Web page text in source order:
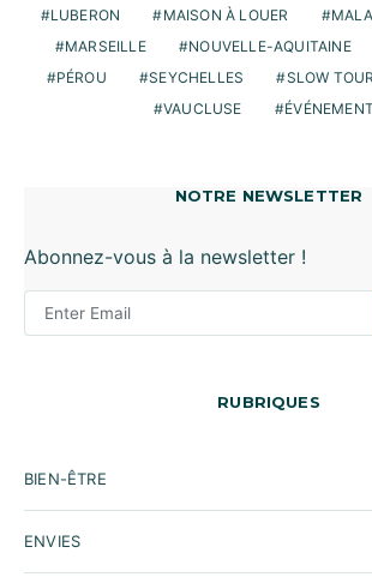
LUBERON
MAISON À LOUER
MARSEILLE
NOUVELLE-AQUITAINE
PÉROU
SEYCHELLES SLOW
VAUCLUSE
NOTRE NEWSLETTER
Abonnez-vous à la newsletter !
RUBRIQUES
BIEN-ÊTRE
ENVIES